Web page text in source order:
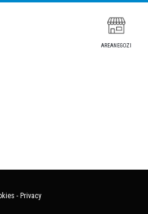
AREANEGOZI
- Privacy